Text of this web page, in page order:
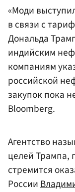
«Моди
в связи с
Дональда
индийским
компаниям
российской
закупок пока
Bloomberg.
Агентство
целей Трампа,
стремится
России